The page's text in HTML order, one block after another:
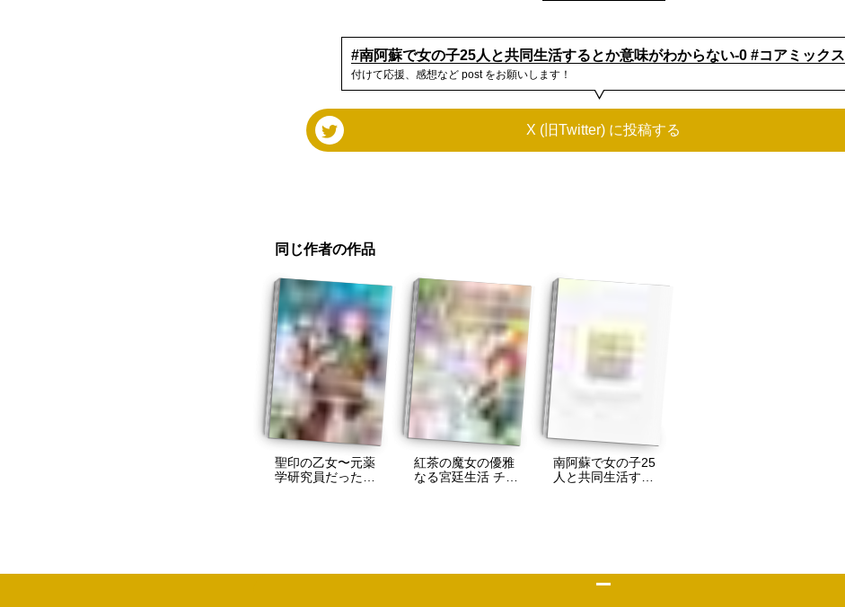
#南阿蘇で女の子25人と共同生活するとか意味がわからない-0 #コアミックス
付けて応援、感想など post をお願いします！
X (旧Twitter) に投稿する
同じ作者の作品
聖印の乙女〜元薬
学研究員だった侯
紅茶の魔女の優雅
なる宮廷生活 チー
南阿蘇で女の子25
人と共同生活する